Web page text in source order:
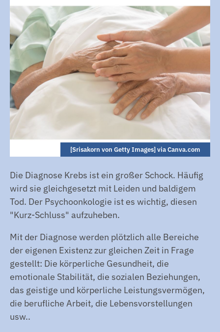
[Srisakorn von Getty Images] via Canva.com
Die Diagnose Krebs ist ein großer Schock. Häufig
wird sie gleichgesetzt mit Leiden und baldigem
Tod. Der Psychoonkologie ist es wichtig, diesen
"Kurz-Schluss" aufzuheben.
Mit der Diagnose werden plötzlich alle Bereiche
der eigenen Existenz zur gleichen Zeit in Frage
gestellt: Die körperliche Gesundheit, die
emotionale Stabilität, die sozialen Beziehungen,
das geistige und körperliche Leistungsvermögen,
die berufliche Arbeit, die Lebensvorstellungen
usw..